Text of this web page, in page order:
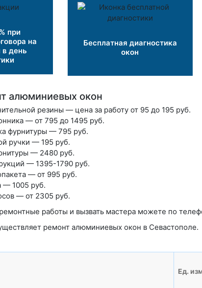
при
на
в день
Бесплатная диагностика
окон
алюминиевых окон
резины — цена за работу от 95 до 195 руб.
— от 795 до 1495 руб.
фурнитуры — 795 руб.
ручки — 195 руб.
— 2480 руб.
— 1395-1790 руб.
— от 995 руб.
— 1005 руб.
— от 2305 руб.
работы и вызвать мастера можете по
ремонт алюминиевых окон в Севастополе.
Ед.